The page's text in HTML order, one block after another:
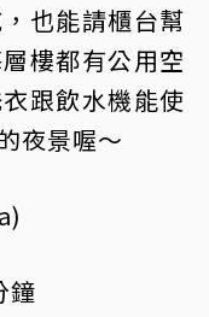
也能請櫃台幫
樓都有公用空
跟飲水機能使
夜景喔～
鐘